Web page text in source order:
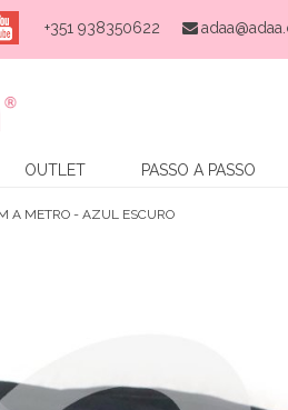
+351 938350622
OUTLET PASSO A PASSO
A METRO - AZUL ESCURO